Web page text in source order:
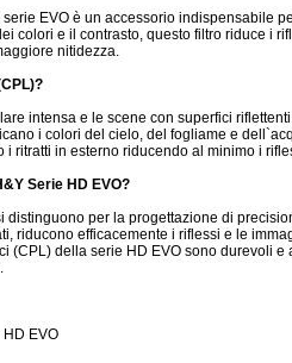
EVO è un accessorio indispensabile
colori e il contrasto, questo filtro riduce i
nitidezza.
intensa e le scene con superfici
i colori del cielo, del fogliame e
ritratti in esterno riducendo al minimo i
Serie HD EVO?
distinguono per la progettazione di
riducono efficacemente i riflessi e le
(CPL) della serie HD EVO sono durevoli
EVO